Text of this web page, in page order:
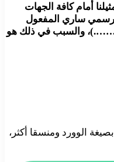
أمام كافة الجهات
الرسمي ساري المفعول
(…….)، والسبب في ذلك هو
الوورد ومنسقا أكثر،